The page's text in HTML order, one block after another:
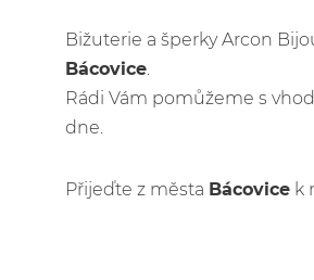
Bižuterie a šperky Arcon
Bácovice.
Rádi Vám pomůžeme s
dne.
Přijeďte z města Bácovice k